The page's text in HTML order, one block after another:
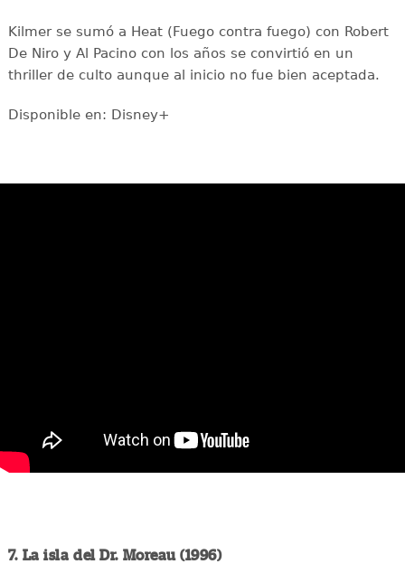
Kilmer se sumó a Heat (Fuego contra fuego) con Robert
De Niro y Al Pacino con los años se convirtió en un
thriller de culto aunque al inicio no fue bien aceptada.
Disponible en: Disney+
7. La isla del Dr. Moreau (1996)